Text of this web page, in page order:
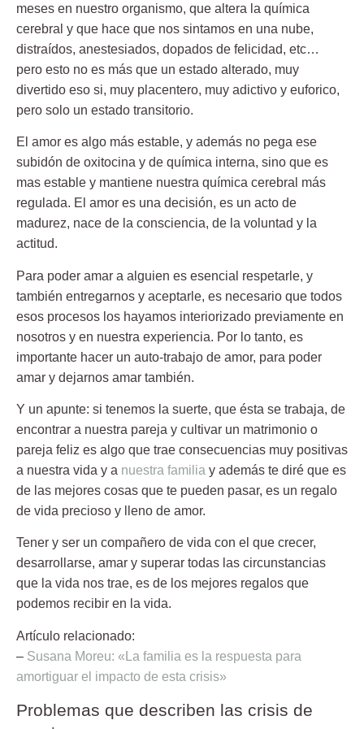
meses en nuestro organismo, que altera la química
cerebral y que hace que nos sintamos en una nube,
distraídos, anestesiados, dopados de felicidad, etc…
pero esto no es más que un estado alterado, muy
divertido eso si, muy placentero, muy adictivo y euforico,
pero solo un estado transitorio.
El amor es algo más estable, y además no pega ese
subidón de oxitocina y de química interna, sino que es
mas estable y mantiene nuestra química cerebral más
regulada. El amor es una decisión, es un acto de
madurez, nace de la consciencia, de la voluntad y la
actitud.
Para poder amar a alguien es esencial respetarle, y
también entregarnos y aceptarle, es necesario que todos
esos procesos los hayamos interiorizado previamente en
nosotros y en nuestra experiencia. Por lo tanto, es
importante hacer un auto-trabajo de amor, para poder
amar y dejarnos amar también.
Y un apunte: si tenemos la suerte, que ésta se trabaja, de
encontrar a nuestra pareja y cultivar un matrimonio o
pareja feliz es algo que trae consecuencias muy positivas
a nuestra vida y a nuestra familia y además te diré que es
de las mejores cosas que te pueden pasar, es un regalo
de vida precioso y lleno de amor.
Tener y ser un compañero de vida con el que crecer,
desarrollarse, amar y superar todas las circunstancias
que la vida nos trae, es de los mejores regalos que
podemos recibir en la vida.
Artículo relacionado:
– Susana Moreu: «La familia es la respuesta para
amortiguar el impacto de esta crisis»
Problemas que describen las crisis de